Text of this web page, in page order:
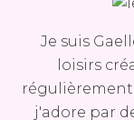
Je suis
loisirs
régulièrement
j'adore par